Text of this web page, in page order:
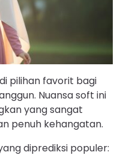
pilihan favorit bagi
Nuansa soft ini
yang sangat
penuh kehangatan.
diprediksi populer: